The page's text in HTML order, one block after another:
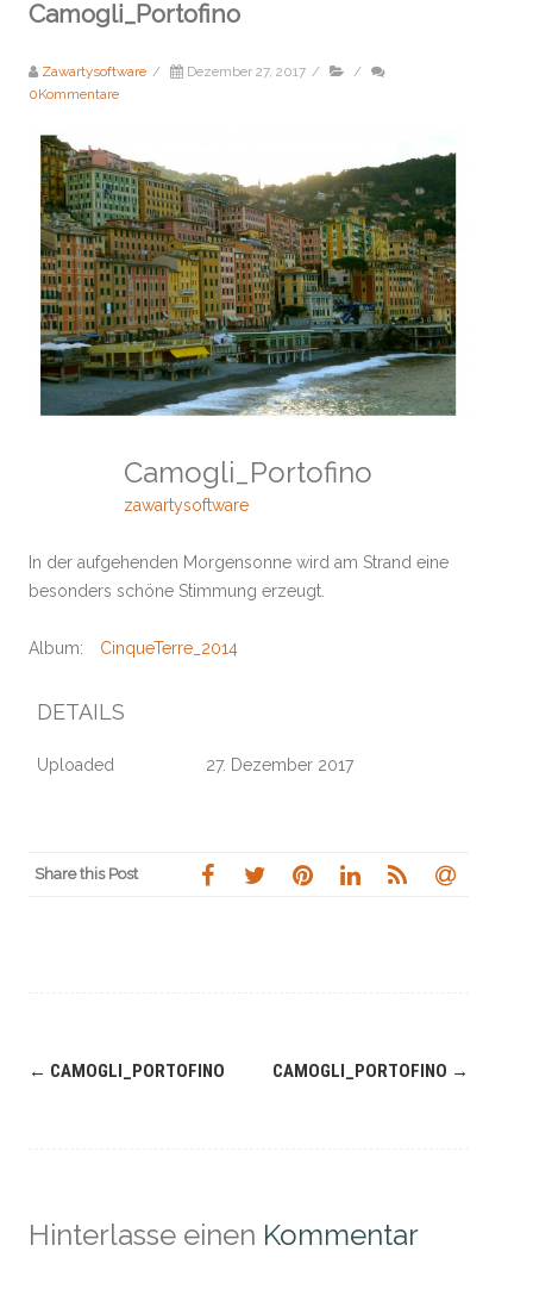
Camogli_Portofino
Zawartysoftware / Dezember 27, 2017 /
/
0Kommentare
Camogli_Portofino
zawartysoftware
In der aufgehenden Morgensonne wird am Strand eine
besonders schöne Stimmung erzeugt.
Album: CinqueTerre_2014
DETAILS
Uploaded 27. Dezember 2017
Share this Post
Navigation
← CAMOGLI_PORTOFINO CAMOGLI_PORTOFINO →
Hinterlasse einen Kommentar